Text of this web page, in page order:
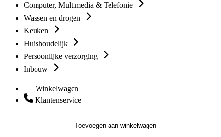
Computer, Multimedia & Telefonie
Wassen en drogen
Keuken
Huishoudelijk
Persoonlijke verzorging
Inbouw
Winkelwagen
Klantenservice
Toevoegen aan winkelwagen